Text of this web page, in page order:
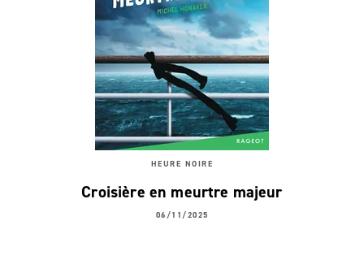
HEURE NOIRE
Croisière en meurtre majeur
06/11/2025